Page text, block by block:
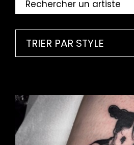
TRIER PAR STYLE